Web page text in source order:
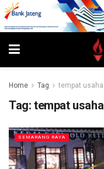
Home Tag tempat usaha
Tag: tempat usaha
SEMARANG RAYA